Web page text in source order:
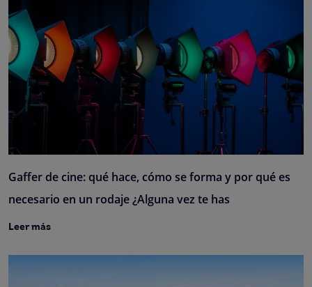
Gaffer de cine: qué hace, cómo se forma y por qué es
necesario en un rodaje ¿Alguna vez te has
Leer más